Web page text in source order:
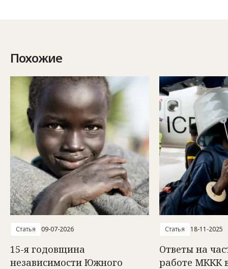
Похожие
Статья 09-07-2026
15-я годовщина
независимости Южного
Статья 18-11-2025
Ответы на
работе МККК